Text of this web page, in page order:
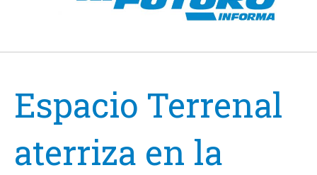
Espacio Terrenal
aterriza en la